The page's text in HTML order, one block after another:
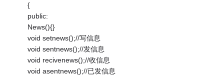
{
public:
News(){}
void setnews();//写信息
void sentnews();//发信息
void recivenews();//收信息
void asentnews();//已发信息